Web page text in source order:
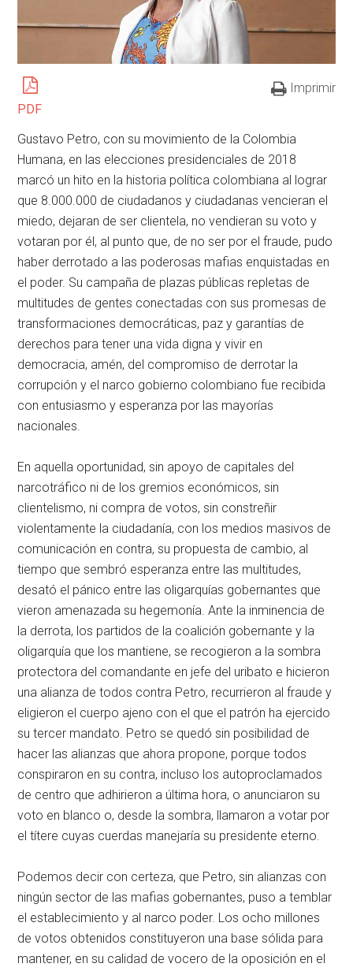
PDF
Imprimir
Gustavo Petro, con su movimiento de la Colombia
Humana, en las elecciones presidenciales de 2018
marcó un hito en la historia política colombiana al lograr
que 8.000.000 de ciudadanos y ciudadanas vencieran el
miedo, dejaran de ser clientela, no vendieran su voto y
votaran por él, al punto que, de no ser por el fraude, pudo
haber derrotado a las poderosas mafias enquistadas en
el poder. Su campaña de plazas públicas repletas de
multitudes de gentes conectadas con sus promesas de
transformaciones democráticas, paz y garantías de
derechos para tener una vida digna y vivir en
democracia, amén, del compromiso de derrotar la
corrupción y el narco gobierno colombiano fue recibida
con entusiasmo y esperanza por las mayorías
nacionales.
En aquella oportunidad, sin apoyo de capitales del
narcotráfico ni de los gremios económicos, sin
clientelismo, ni compra de votos, sin constreñir
violentamente la ciudadanía, con los medios masivos de
comunicación en contra, su propuesta de cambio, al
tiempo que sembró esperanza entre las multitudes,
desató el pánico entre las oligarquías gobernantes que
vieron amenazada su hegemonía. Ante la inminencia de
la derrota, los partidos de la coalición gobernante y la
oligarquía que los mantiene, se recogieron a la sombra
protectora del comandante en jefe del uribato e hicieron
una alianza de todos contra Petro, recurrieron al fraude y
eligieron el cuerpo ajeno con el que el patrón ha ejercido
su tercer mandato. Petro se quedó sin posibilidad de
hacer las alianzas que ahora propone, porque todos
conspiraron en su contra, incluso los autoproclamados
de centro que adhirieron a última hora, o anunciaron su
voto en blanco o, desde la sombra, llamaron a votar por
el títere cuyas cuerdas manejaría su presidente eterno.
Podemos decir con certeza, que Petro, sin alianzas con
ningún sector de las mafias gobernantes, puso a temblar
el establecimiento y al narco poder. Los ocho millones
de votos obtenidos constituyeron una base sólida para
mantener, en su calidad de vocero de la oposición en el